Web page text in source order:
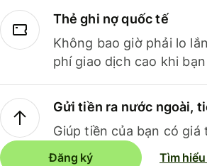
Thẻ ghi nợ quốc tế
Không bao giờ phải lo
phí giao dịch cao khi
Gửi tiền ra nước ngoài,
Giúp tiền của bạn có giá
Đăng ký Tìm